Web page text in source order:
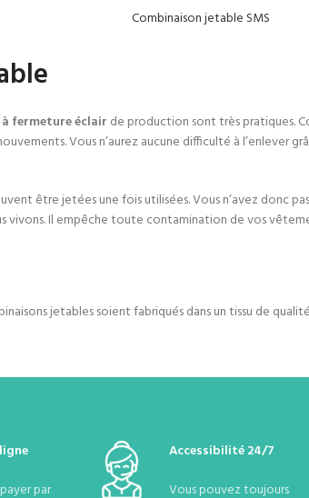
Combinaison jetable SMS
fermeture éclair de production sont très pratiques.
Vous n’aurez aucune difficulté à
être jetées une fois utilisées. Vous n’avez donc
vivons. Il empêche toute contamination de vos
jetables soient fabriqués dans un tissu de qualité
par
Accessibilité 24/7
Vous pouvez toujours